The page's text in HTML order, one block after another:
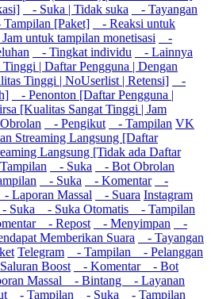
- Suka | Tidak suka
- Tayangan
[Paket]
- Reaksi untuk
untuk tampilan monetisasi
-
- Tingkat individu
- Lainnya
| Daftar Pengguna | Dengan
Tinggi | NoUserlist | Retensi]
-
- Penonton [Daftar Pengguna |
[Kualitas Sangat Tinggi | Jam
- Pengikut - Tampilan VK
Streaming Langsung [Daftar
Langsung [Tidak ada Daftar
- Suka
- Bot Obrolan
- Suka - Komentar
-
- Laporan Massal - Suara Instagram
- Suka - Suka Otomatis
- Tampilan
- Repost - Menyimpan
-
Memberikan Suara
- Tayangan
Telegram - Tampilan
- Pelanggan
Boost - Komentar
- Bot
Massal - Bintang
- Layanan
- Tampilan - Suka
- Tampilan